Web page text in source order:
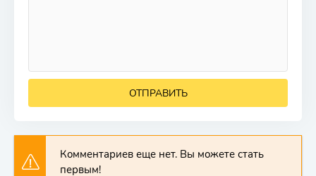
ОТПРАВИТЬ
Комментариев еще нет. Вы можете стать
первым!